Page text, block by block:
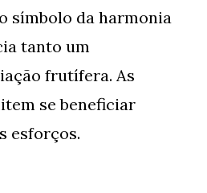
símbolo da harmonia
tanto um
frutífera. As
se beneficiar
esforços.